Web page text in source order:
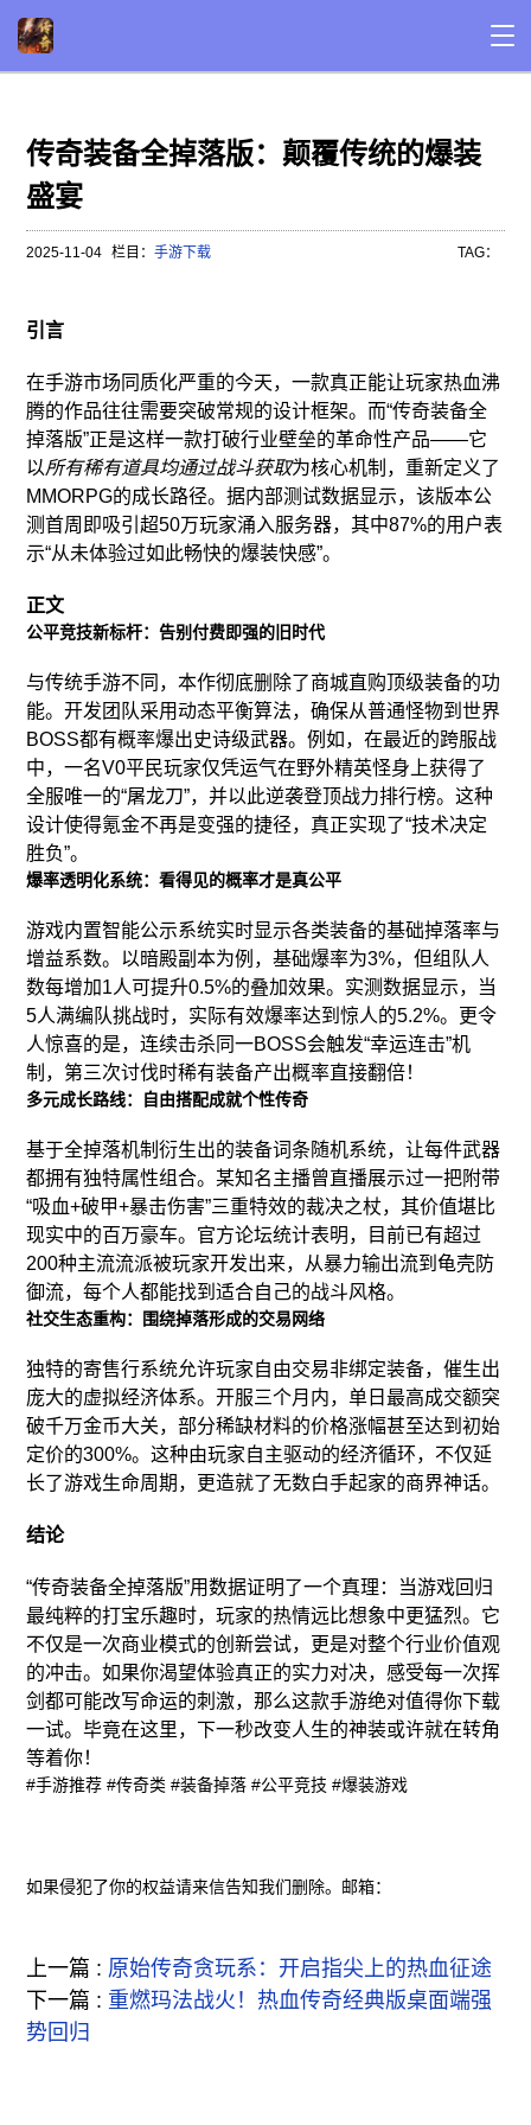
传奇装备全掉落版：颠覆传统的爆装
盛宴
2025-11-04 栏目：手游下载 TAG：
引言
在手游市场同质化严重的今天，一款真正能让玩家热血沸
腾的作品往往需要突破常规的设计框架。而“传奇装备全
掉落版”正是这样一款打破行业壁垒的革命性产品——它
以所有稀有道具均通过战斗获取为核心机制，重新定义了
MMORPG的成长路径。据内部测试数据显示，该版本公
测首周即吸引超50万玩家涌入服务器，其中87%的用户表
示“从未体验过如此畅快的爆装快感”。
正文
公平竞技新标杆：告别付费即强的旧时代
与传统手游不同，本作彻底删除了商城直购顶级装备的功
能。开发团队采用动态平衡算法，确保从普通怪物到世界
BOSS都有概率爆出史诗级武器。例如，在最近的跨服战
中，一名V0平民玩家仅凭运气在野外精英怪身上获得了
全服唯一的“屠龙刀”，并以此逆袭登顶战力排行榜。这种
设计使得氪金不再是变强的捷径，真正实现了“技术决定
胜负”。
爆率透明化系统：看得见的概率才是真公平
游戏内置智能公示系统实时显示各类装备的基础掉落率与
增益系数。以暗殿副本为例，基础爆率为3%，但组队人
数每增加1人可提升0.5%的叠加效果。实测数据显示，当
5人满编队挑战时，实际有效爆率达到惊人的5.2%。更令
人惊喜的是，连续击杀同一BOSS会触发“幸运连击”机
制，第三次讨伐时稀有装备产出概率直接翻倍！
多元成长路线：自由搭配成就个性传奇
基于全掉落机制衍生出的装备词条随机系统，让每件武器
都拥有独特属性组合。某知名主播曾直播展示过一把附带
“吸血+破甲+暴击伤害”三重特效的裁决之杖，其价值堪比
现实中的百万豪车。官方论坛统计表明，目前已有超过
200种主流流派被玩家开发出来，从暴力输出流到龟壳防
御流，每个人都能找到适合自己的战斗风格。
社交生态重构：围绕掉落形成的交易网络
独特的寄售行系统允许玩家自由交易非绑定装备，催生出
庞大的虚拟经济体系。开服三个月内，单日最高成交额突
破千万金币大关，部分稀缺材料的价格涨幅甚至达到初始
定价的300%。这种由玩家自主驱动的经济循环，不仅延
长了游戏生命周期，更造就了无数白手起家的商界神话。
结论
“传奇装备全掉落版”用数据证明了一个真理：当游戏回归
最纯粹的打宝乐趣时，玩家的热情远比想象中更猛烈。它
不仅是一次商业模式的创新尝试，更是对整个行业价值观
的冲击。如果你渴望体验真正的实力对决，感受每一次挥
剑都可能改写命运的刺激，那么这款手游绝对值得你下载
一试。毕竟在这里，下一秒改变人生的神装或许就在转角
等着你！
#手游推荐 #传奇类 #装备掉落 #公平竞技 #爆装游戏
如果侵犯了你的权益请来信告知我们删除。邮箱：
上一篇 : 原始传奇贪玩系：开启指尖上的热血征途
下一篇 : 重燃玛法战火！热血传奇经典版桌面端强
势回归